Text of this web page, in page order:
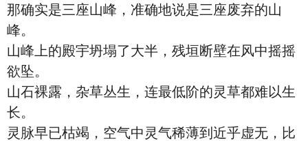
那确实是三座山峰，准确地说是三座废弃的山
峰。
山峰上的殿宇坍塌了大半，残垣断壁在风中摇摇
欲坠。
山石裸露，杂草丛生，连最低阶的灵草都难以生
长。
灵脉早已枯竭，空气中灵气稀薄到近乎虚无，比